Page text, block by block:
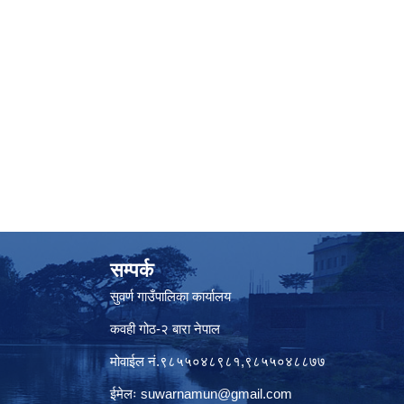
सम्पर्क
सुवर्ण गाउँपालिका कार्यालय
कवही गोठ-२ बारा नेपाल
मोवाईल नं.९८५५०४८९८१,९८५५०४८८७७
ईमेलः suwarnamun@gmail.com